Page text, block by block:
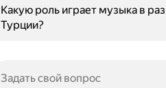
Какую роль играет музыка в
Турции?